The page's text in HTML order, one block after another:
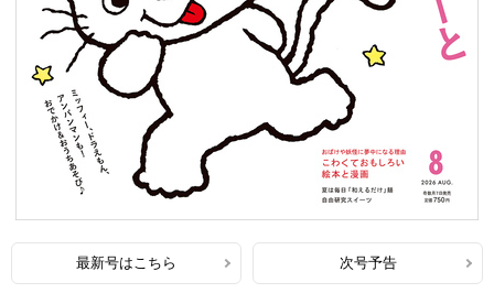
最新号はこちら 次号予告